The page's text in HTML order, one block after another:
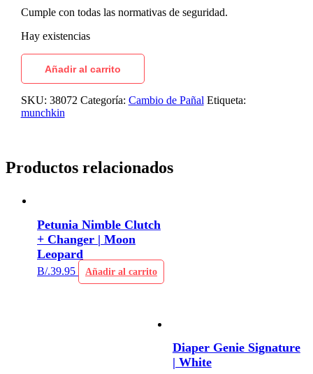
Cumple con todas las normativas de seguridad.
Hay existencias
Añadir al carrito
SKU: 38072 Categoría: Cambio de Pañal Etiqueta:
munchkin
Productos relacionados
Petunia Nimble Clutch
+ Changer | Moon
Leopard
B/.39.95 Añadir al carrito
Diaper Genie Signature
| White